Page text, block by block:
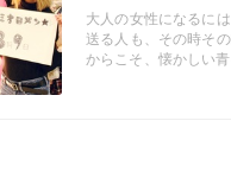
EXILEのあ
大人の女性になるに
送る人も、その時そ
からこそ、懐かしい
インタビューしてみ